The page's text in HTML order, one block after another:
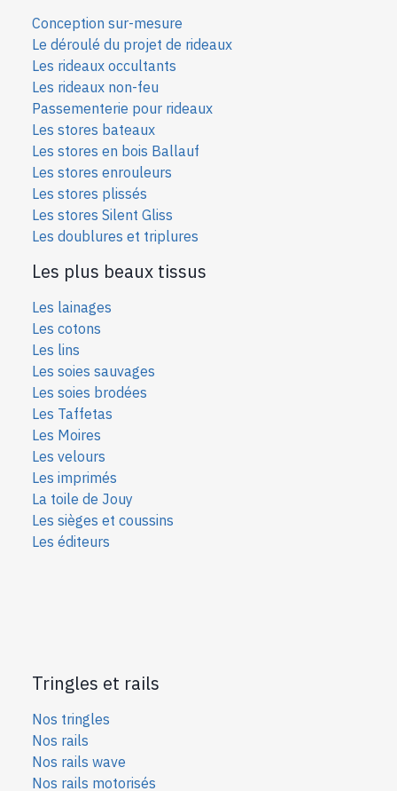
Conception sur-mesure
Le déroulé du projet de rideaux
Les rideaux occultants
Les rideaux non-feu
Passementerie pour rideaux
Les stores bateaux
Les stores en bois Ballauf
Les stores enrouleurs
Les stores plissés
Les stores Silent Gliss
Les doublures et triplures
Les plus beaux tissus
Les lainages
Les cotons
Les lins
Les soies sauvages
Les soies brodées
Les Taffetas
Les Moires
Les velours
Les imprimés
La toile de Jouy
Les sièges et coussins
Les éditeurs
Tringles et rails
Nos tringles
Nos rails
Nos rails wave
Nos rails motorisés